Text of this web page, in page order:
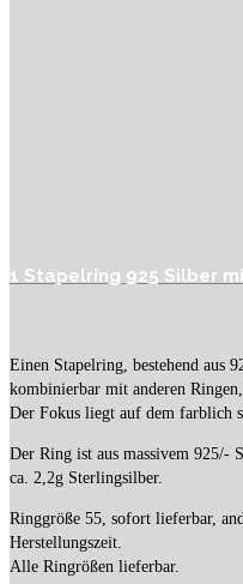
1 Stapelring 925 Silber
Einen Stapelring, bestehend aus
kombinierbar mit anderen
Der Fokus liegt auf dem farblich
Der Ring ist aus massivem 925/-
ca. 2,2g Sterlingsilber.
Ringgröße 55, sofort lieferbar,
Herstellungszeit.
Alle Ringrößen lieferbar.